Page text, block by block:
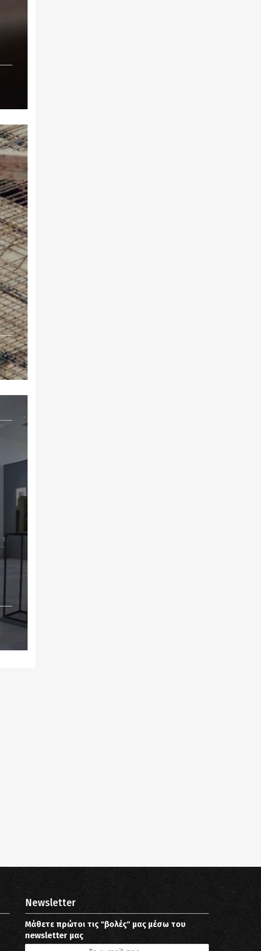
Newsletter
Μάθετε πρώτοι τις "βολές" μας μέσω του
newsletter μας